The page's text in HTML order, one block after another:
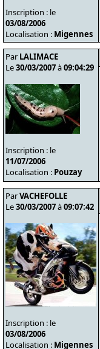
Inscription : le
03/08/2006
Localisation : Migennes
Par LALIMACE
Le30/03/2007à09:04:29
Inscription : le
11/07/2006
Localisation : Pouzay
ParVACHEFOLLE
Le30/03/2007à09:07:42
Inscription : le
03/08/2006
Localisation : Migennes